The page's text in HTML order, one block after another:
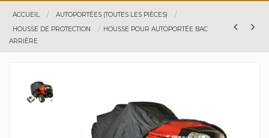
ACCUEIL
AUTOPORTÉES (TOUTES LES PIÈCES)
HOUSSE DE PROTECTION
HOUSSE POUR AUTOPORTÉE BAC
ARRIÈRE